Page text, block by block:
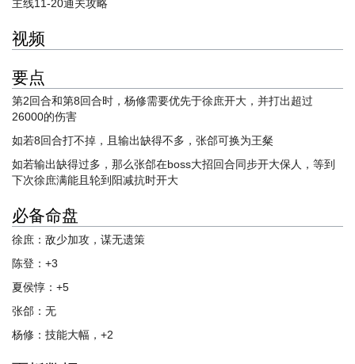
导
搜
主线11-20通关攻略
视频
要点
第2回合和第8回合时，杨修需要优先于徐庶开大，并打出超过
26000的伤害
如若8回合打不掉，且输出缺得不多，张郃可换为王粲
如若输出缺得过多，那么张郃在boss大招回合同步开大保人，等到
下次徐庶满能且轮到阳减抗时开大
必备命盘
徐庶：敌少加攻，谋无遗策
陈登：+3
夏侯惇：+5
张郃：无
杨修：技能大幅，+2